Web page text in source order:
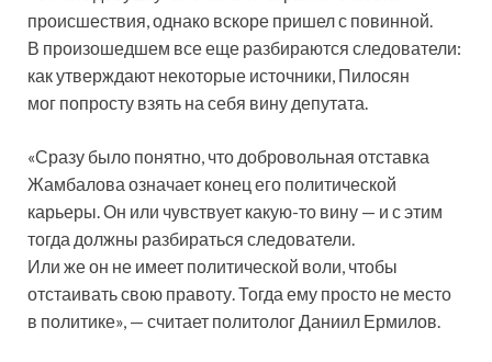
происшествия, однако вскоре пришел с повинной.
В произошедшем все еще разбираются следователи:
как утверждают некоторые источники, Пилосян
мог попросту взять на себя вину депутата.
«Сразу было понятно, что добровольная отставка
Жамбалова означает конец его политической
карьеры. Он или чувствует какую-то вину — и с этим
тогда должны разбираться следователи.
Или же он не имеет политической воли, чтобы
отстаивать свою правоту. Тогда ему просто не место
в политике», — считает политолог Даниил Ермилов.